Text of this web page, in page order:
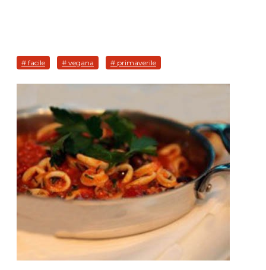
# facile # vegana # primaverile